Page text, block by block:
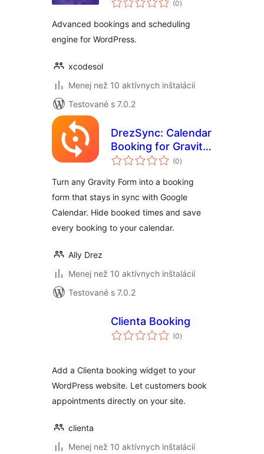
(0hodnotenie
)
Advanced bookings and scheduling
engine for WordPress.
xcodesol
Menej než 10 aktívnych inštalácií
Testované s 7.0.2
DrezSync: Calendar
Booking for Gravity
Forms
(0celkové
hodnotenie
)
Turn any Gravity Form into a booking
form that stays in sync with Google
Calendar. Hide booked times and save
every booking to your calendar.
Ally Drez
Menej než 10 aktívnych inštalácií
Testované s 7.0.2
Clienta Booking
(0celkové
hodnotenie
)
Add a Clienta booking widget to your
WordPress website. Let customers book
appointments directly on your site.
clienta
Menej než 10 aktívnych inštalácií